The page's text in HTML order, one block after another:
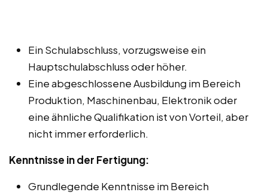
Ein Schulabschluss, vorzugsweise ein
Hauptschulabschluss oder höher.
Eine abgeschlossene Ausbildung im Bereich
Produktion, Maschinenbau, Elektronik oder
eine ähnliche Qualifikation ist von Vorteil, aber
nicht immer erforderlich.
Kenntnisse in der Fertigung:
Grundlegende Kenntnisse im Bereich